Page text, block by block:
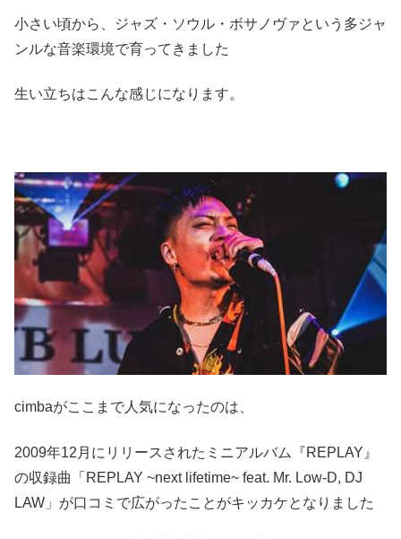
小さい頃から、ジャズ・ソウル・ボサノヴァという多ジャ
ンルな音楽環境で育ってきました
生い立ちはこんな感じになります。
cimbaがここまで人気になったのは、
2009年12月にリリースされたミニアルバム『REPLAY』
の収録曲「REPLAY ~next lifetime~ feat. Mr. Low-D, DJ
LAW」が口コミで広がったことがキッカケとなりました